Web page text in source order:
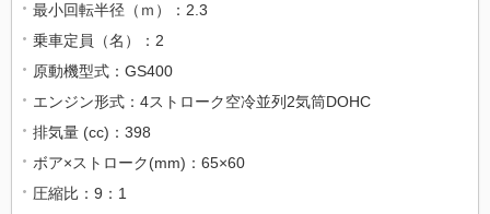
最小回転半径（ｍ）：2.3
乗車定員（名）：2
原動機型式：GS400
エンジン形式：4ストローク空冷並列2気筒DOHC
排気量 (cc)：398
ボア×ストローク(mm)：65×60
圧縮比：9：1